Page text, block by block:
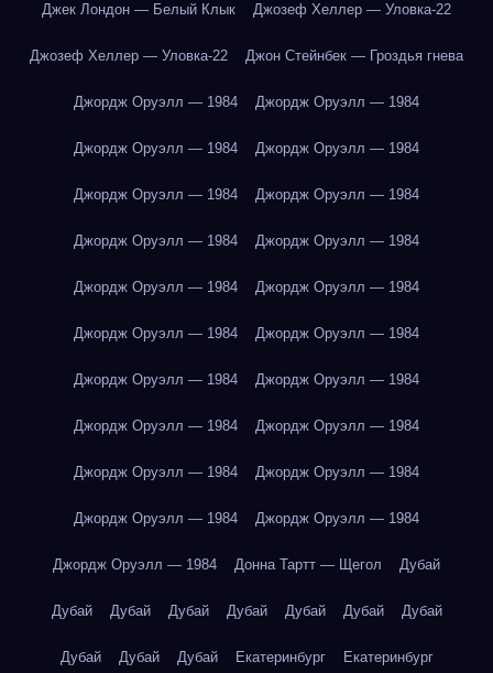
Джек Лондон — Белый Клык Джозеф Хеллер — Уловка-22
Джозеф Хеллер — Уловка-22 Джон Стейнбек — Гроздья гнева
Джордж Оруэлл — 1984 Джордж Оруэлл — 1984
Джордж Оруэлл — 1984 Джордж Оруэлл — 1984
Джордж Оруэлл — 1984 Джордж Оруэлл — 1984
Джордж Оруэлл — 1984 Джордж Оруэлл — 1984
Джордж Оруэлл — 1984 Джордж Оруэлл — 1984
Джордж Оруэлл — 1984 Джордж Оруэлл — 1984
Джордж Оруэлл — 1984 Джордж Оруэлл — 1984
Джордж Оруэлл — 1984 Джордж Оруэлл — 1984
Джордж Оруэлл — 1984 Джордж Оруэлл — 1984
Джордж Оруэлл — 1984 Джордж Оруэлл — 1984
Джордж Оруэлл — 1984 Донна Тартт — Щегол Дубай
Дубай Дубай Дубай Дубай Дубай Дубай Дубай
Дубай Дубай Дубай Екатеринбург Екатеринбург